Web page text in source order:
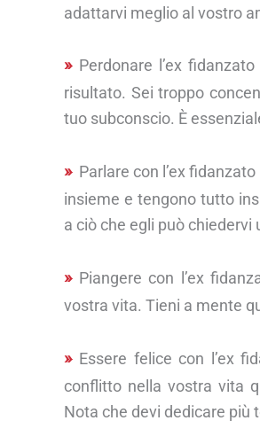
adattarvi meglio al vostro
Perdonare l’ex
risultato. Sei troppo
tuo subconscio. È
Parlare con l’ex
insieme e tengono tutto
a ciò che egli può chiedervi
Piangere con l’ex
vostra vita. Tieni a mente
Essere felice con l’ex
conflitto nella vostra vita
Nota che devi dedicare più